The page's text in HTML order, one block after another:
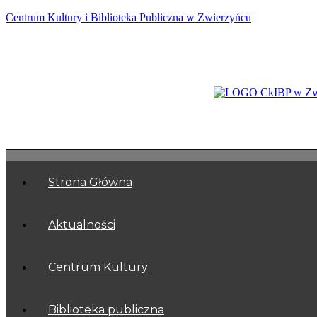
Centrum Kultury i Biblioteka Publiczna w Zwierzyńcu
Strona Główna
Aktualności
Centrum Kultury
Biblioteka publiczna